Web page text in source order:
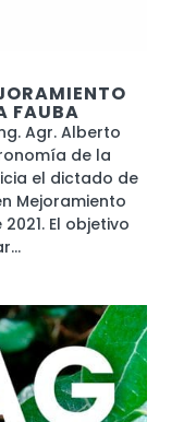
FAUBA
Agr. Alberto
de la
el dictado de
Mejoramiento
El objetivo